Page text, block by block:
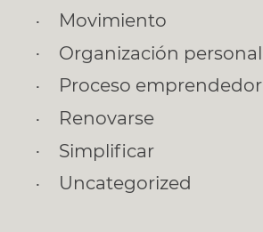
Movimiento
Organización personal
Proceso emprendedor
Renovarse
Simplificar
Uncategorized